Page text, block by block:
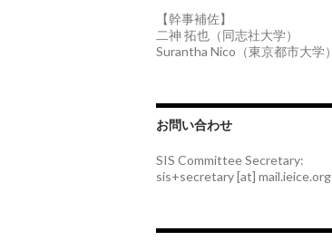
【幹事補佐】
二神 拓也（同志社大学）
Surantha Nico（東京都市大学）
お問い合わせ
SIS Committee Secretary:
sis+secretary [at] mail.ieice.org